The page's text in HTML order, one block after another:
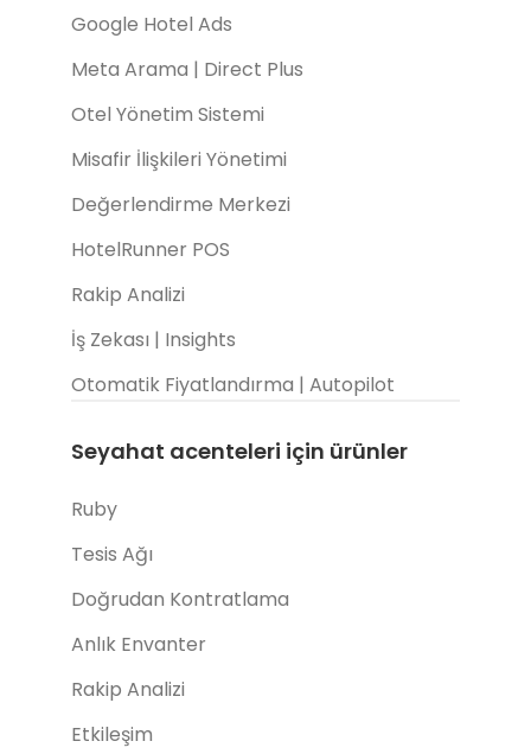
Google Hotel Ads
Meta Arama | Direct Plus
Otel Yönetim Sistemi
Misafir İlişkileri Yönetimi
Değerlendirme Merkezi
HotelRunner POS
Rakip Analizi
İş Zekası | Insights
Otomatik Fiyatlandırma | Autopilot
Seyahat acenteleri için ürünler
Ruby
Tesis Ağı
Doğrudan Kontratlama
Anlık Envanter
Rakip Analizi
Etkileşim